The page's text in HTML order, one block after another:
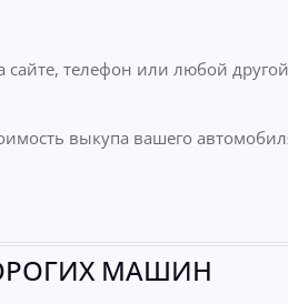
телефон или любой
выкупа вашего
МАШИН